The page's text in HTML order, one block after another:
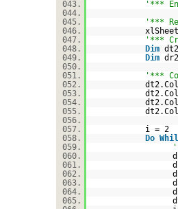
043.
'***
044.
045.
'***
046.
047.
'***
048.
Dim dt2
049.
Dim dr2
050.
051.
'***
052.
053.
054.
055.
056.
057.
i = 2
058.
Do
059.
060.
061.
062.
063.
064.
065.